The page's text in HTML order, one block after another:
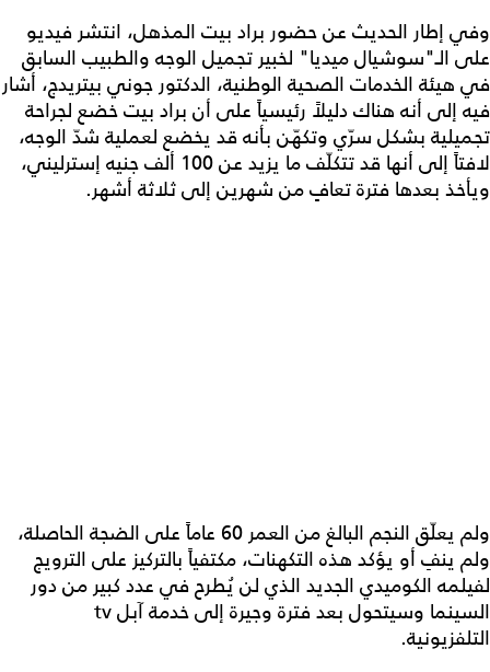
وفي إطار الحديث عن حضور براد بيت المذهل، انتشر فيديو
على الـ"سوشيال ميديا" لخبير تجميل الوجه والطبيب السابق
في هيئة الخدمات الصحية الوطنية، الدكتور جوني بيتريدج، أشار
فيه إلى أنه هناك دليلاً رئيسياً على أن براد بيت خضع لجراحة
تجميلية بشكل سرّي وتكهّن بأنه قد يخضع لعملية شدّ الوجه،
لافتاً إلى أنها قد تتكلّف ما يزيد عن 100 ألف جنيه إسترليني،
ويأخذ بعدها فترة تعافٍ من شهرين إلى ثلاثة أشهر.
ولم يعلّق النجم البالغ من العمر 60 عاماً على الضجة الحاصلة،
ولم ينفِ أو يؤكد هذه التكهنات، مكتفياً بالتركيز على الترويج
لفيلمه الكوميدي الجديد الذي لن يُطرح في عدد كبير من دور
السينما وسيتحول بعد فترة وجيرة إلى خدمة آبل tv
التلفزيونية.